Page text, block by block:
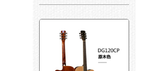
レベルアップメタルボタンブ